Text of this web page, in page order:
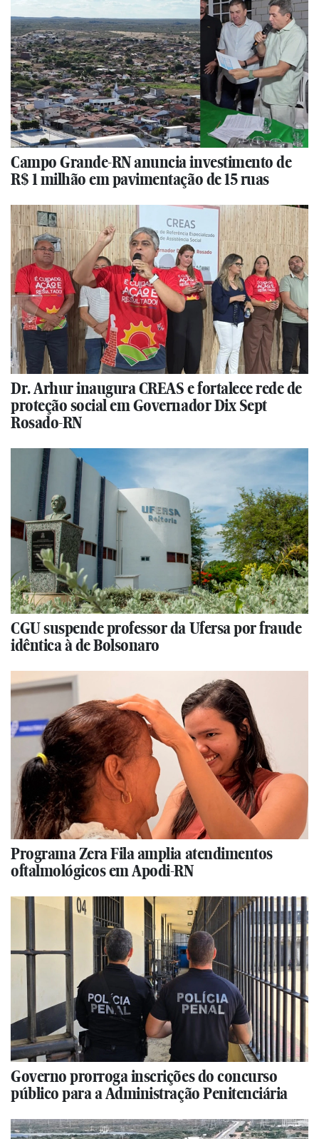
Campo Grande-RN anuncia investimento de
R$ 1 milhão em pavimentação de 15 ruas
Dr. Arhur inaugura CREAS e fortalece rede de
proteção social em Governador Dix Sept
Rosado-RN
CGU suspende professor da Ufersa por fraude
idêntica à de Bolsonaro
Programa Zera Fila amplia atendimentos
oftalmológicos em Apodi-RN
Governo prorroga inscrições do concurso
público para a Administração Penitenciária